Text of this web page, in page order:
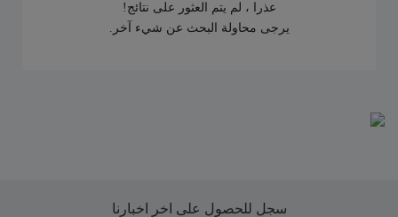
عذرا ، لم يتم العثور على نتائج!
يرجى محاولة البحث عن شيء آخر.
سجل للحصول على اخر اخبارنا